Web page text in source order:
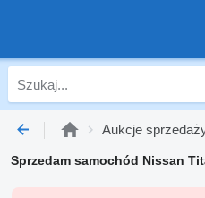
Aukcje
Sprzedam samochód Nissan